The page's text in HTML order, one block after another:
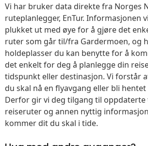
Vi har bruker data direkte fra Norges
ruteplanlegger, EnTur. Informasjonen
plukket ut med øye for å gjøre det
ruter som går til/fra Gardermoen, og
holdeplasser du kan benytte for å
det enkelt for deg å planlegge din
tidspunkt eller destinasjon. Vi forstår
du skal nå en flyavgang eller bli
Derfor gir vi deg tilgang til oppdaterte
reiseruter og annen nyttig
kommer dit du skal i tide.